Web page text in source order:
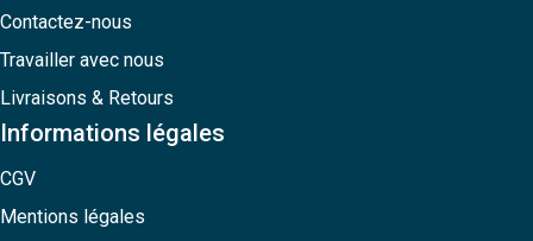
Contactez-nous
Travailler avec nous
Livraisons & Retours
Informations légales
CGV
Mentions légales